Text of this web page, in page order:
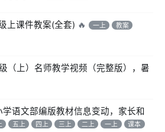
上课件教案(全套) 🔥 一上
教案
（上）名师教学视频（完整版），暑
语文部编版教材信息变动，家长和
五上 四上 三上 二上 一上 课本